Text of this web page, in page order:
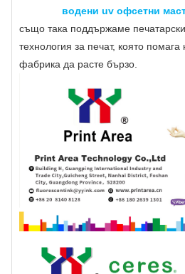
водени uv офсетни
също така поддържаме
технология за печат, която помага
фабрика да расте бързо.